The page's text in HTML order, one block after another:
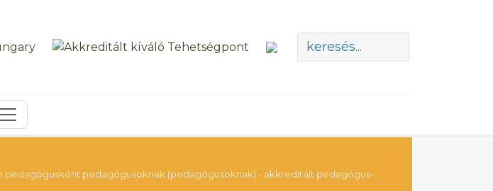
pedagógusoknak (pedagógusoknak) - akkreditált pedagógus-